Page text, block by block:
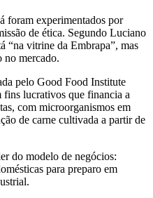
foram experimentados por
de ética. Segundo Luciano
“na vitrine da Embrapa”, mas
no mercado.
pelo Good Food Institute
lucrativos que financia a
com microorganismos em
de carne cultivada a partir de
do modelo de negócios:
para preparo em